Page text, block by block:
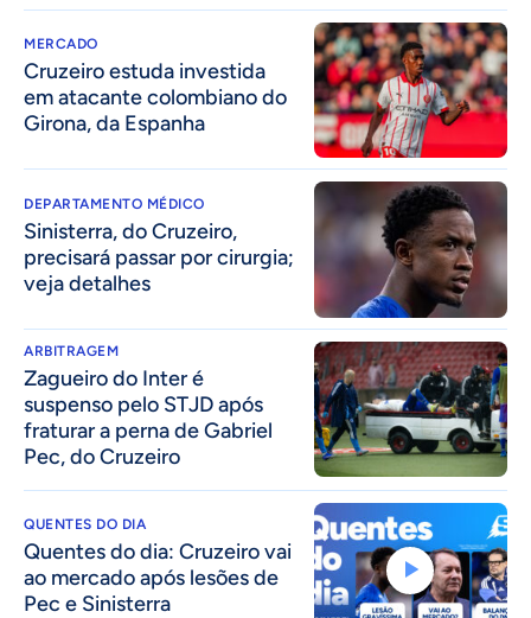
MERCADO
Cruzeiro estuda investida
em atacante colombiano do
Girona, da Espanha
DEPARTAMENTO MÉDICO
Sinisterra, do Cruzeiro,
precisará passar por cirurgia;
veja detalhes
ARBITRAGEM
Zagueiro do Inter é
suspenso pelo STJD após
fraturar a perna de Gabriel
Pec, do Cruzeiro
QUENTES DO DIA
Quentes do dia: Cruzeiro vai
ao mercado após lesões de
Pec e Sinisterra